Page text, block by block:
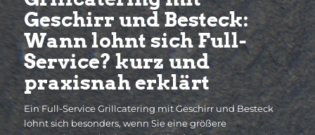
Geschirr und Besteck:
Wann lohnt sich Full-
Service? kurz und
praxisnah erklärt
Ein Full-Service Grillcatering mit Geschirr und Besteck
lohnt sich besonders, wenn Sie eine größere